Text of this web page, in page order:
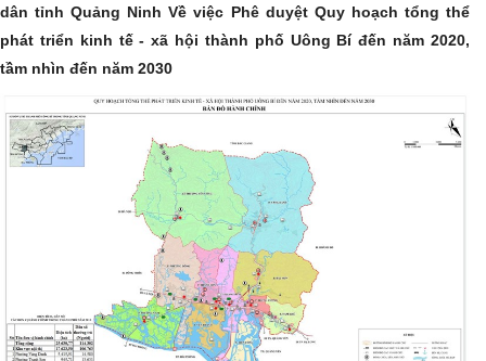
dân tỉnh Quảng Ninh Về việc Phê duyệt Quy hoạch tổng thể
phát triển kinh tế - xã hội thành phố Uông Bí đến năm 2020,
tầm nhìn đến năm 2030